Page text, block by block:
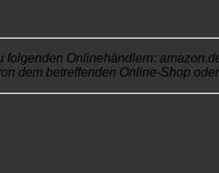
Onlinehändlern:
dem betreffenden Online-Shop